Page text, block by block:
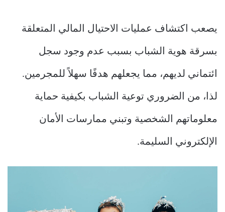
يصعب اكتشاف عمليات الاحتيال المالي المتعلقة
بسرقة هوية الشباب بسبب عدم وجود سجل
ائتماني لديهم، مما يجعلهم هدفًا سهلاً للمجرمين.
لذا، من الضروري توعية الشباب بكيفية حماية
معلوماتهم الشخصية وتبني ممارسات الأمان
الإلكتروني السليمة.